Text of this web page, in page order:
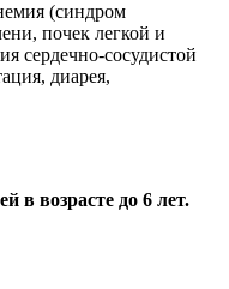
(синдром
почек легкой и
сердечно-сосудистой
диарея,
в возрасте до 6 лет.